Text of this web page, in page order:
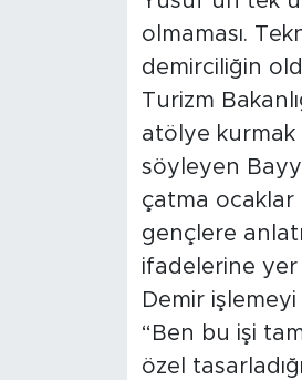
olmaması.
demirciliğin
Turizm
atölye kurmak
söyleyen
çatma ocaklar
gençlere
ifadelerine yer
Demir işlemeyi
“Ben bu işi
özel
Doğanşehir